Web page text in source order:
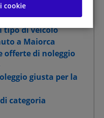
tipo di veicolo
a Maiorca
offerte di noleggio
giusta per la
categoria
cookie